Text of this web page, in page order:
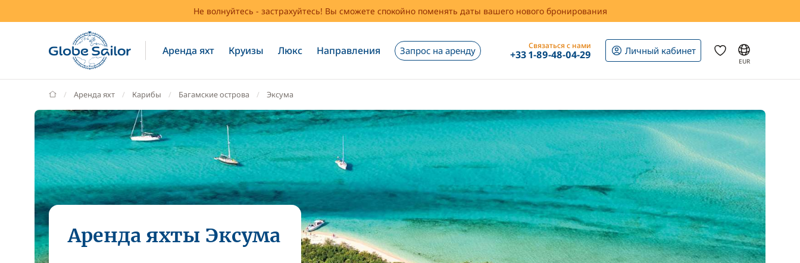
Не волнуйтесь - застрахуйтесь! Вы сможете спокойно поменять даты вашего нового бронирования
Аренда яхт Круизы Люкс Направления Запрос на аренду Связаться с нами
+33 1-89-48-04-29 Личный кабинет
EUR
GlobeSailor
Аренда яхт Карибы Багамские острова Эксума
Аренда яхты Эксума